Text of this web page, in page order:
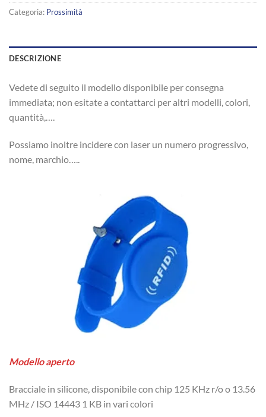
Categoria: Prossimità
DESCRIZIONE
Vedete di seguito il modello disponibile per consegna
immediata; non esitate a contattarci per altri modelli, colori,
quantità,….
Possiamo inoltre incidere con laser un numero progressivo,
nome, marchio…..
Modello aperto
Bracciale in silicone, disponibile con chip 125 KHz r/o o 13.56
MHz / ISO 14443 1 KB in vari colori